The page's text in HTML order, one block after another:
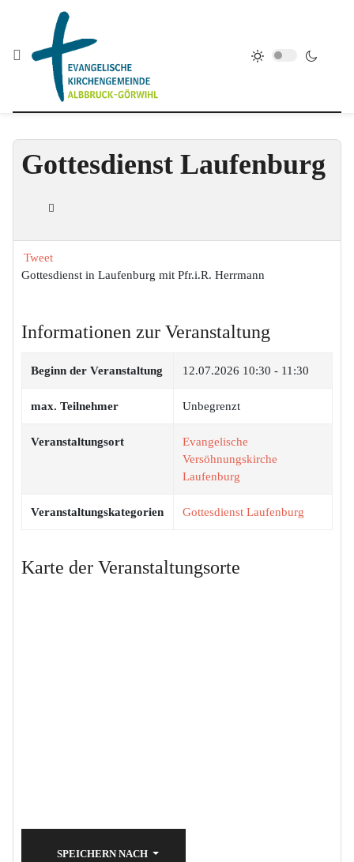
Gottesdienst Laufenburg
Tweet
Gottesdienst in Laufenburg mit Pfr.i.R. Herrmann
Informationen zur Veranstaltung
Beginn der Veranstaltung 12.07.2026 10:30 - 11:30
max. Teilnehmer Unbegrenzt
Veranstaltungsort
Evangelische
Versöhnungskirche
Laufenburg
Veranstaltungskategorien Gottesdienst Laufenburg
Karte der Veranstaltungsorte
SPEICHERN NACH